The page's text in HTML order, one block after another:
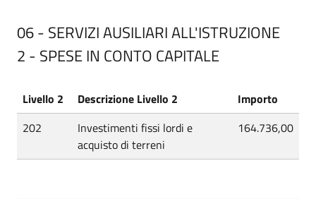
06 - SERVIZI AUSILIARI ALL'ISTRUZIONE
2 - SPESE IN CONTO CAPITALE
Livello 2 Descrizione Livello 2
Importo
202
Investimenti fissi lordi e
acquisto di terreni
164.736,00